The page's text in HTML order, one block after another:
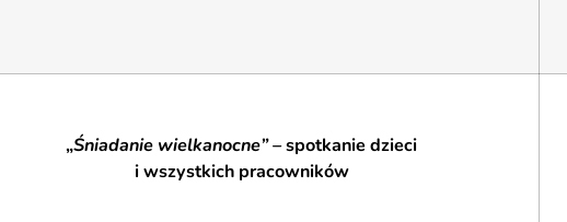
„Śniadanie wielkanocne” –spotkanie dzieci
i wszystkich pracowników